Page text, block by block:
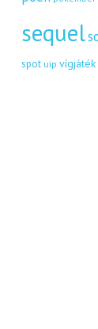
sequel
spot uip vígjáték